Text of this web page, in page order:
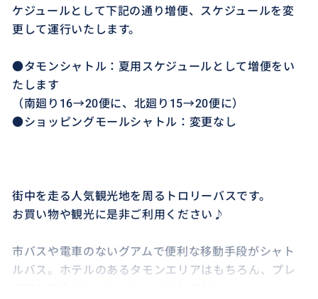
ケジュールとして下記の通り増便、スケジュールを変
更して運行いたします。
●タモンシャトル：夏用スケジュールとして増便をい
たします
（南廻り16→20便に、北廻り15→20便に）
●ショッピングモールシャトル：変更なし
街中を走る人気観光地を周るトロリーバスです。
お買い物や観光に是非ご利用ください♪
市バスや電車のないグアムで便利な移動手段がシャト
ルバス。ホテルのあるタモンエリアはもちろん、プレ